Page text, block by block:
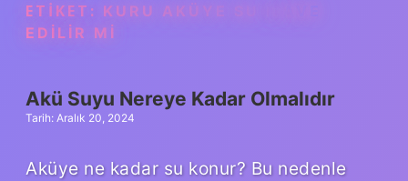
ETIKET: KURU AKÜYE SU ILAVE
EDILIR MI
Akü Suyu Nereye Kadar Olmalıdır
Tarih: Aralık 20, 2024
Aküye ne kadar su konur? Bu nedenle